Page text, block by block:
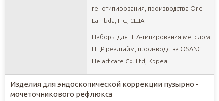
генотипирования, производства One
Lambda, Inc., США
Наборы для HLA-типирования методом
ПЦР реалтайм, производства OSANG
Helathcare Co. Ltd, Корея.
Изделия для эндоскопической коррекции пузырно -
мочеточникового рефлюкса